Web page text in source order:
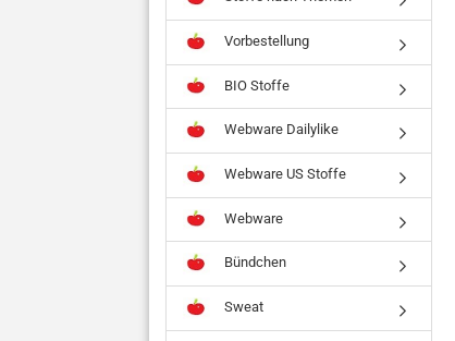
Vorbestellung
BIO Stoffe
Webware Dailylike
Webware US Stoffe
Webware
Bündchen
Sweat